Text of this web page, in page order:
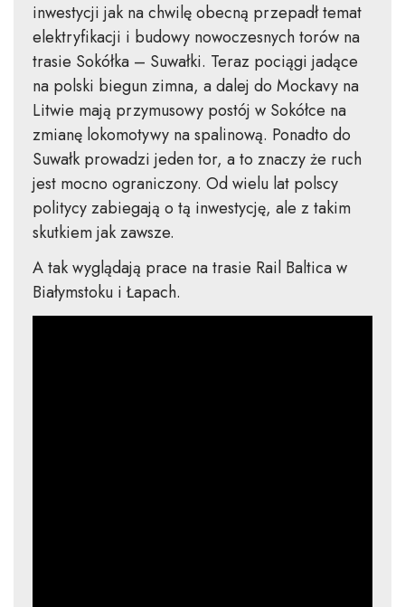
inwestycji jak na chwilę obecną przepadł temat
elektryfikacji i budowy nowoczesnych torów na
trasie Sokółka – Suwałki. Teraz pociągi jadące
na polski biegun zimna, a dalej do Mockavy na
Litwie mają przymusowy postój w Sokółce na
zmianę lokomotywy na spalinową. Ponadto do
Suwałk prowadzi jeden tor, a to znaczy że ruch
jest mocno ograniczony. Od wielu lat polscy
politycy zabiegają o tą inwestycję, ale z takim
skutkiem jak zawsze.
A tak wyglądają prace na trasie Rail Baltica w
Białymstoku i Łapach.